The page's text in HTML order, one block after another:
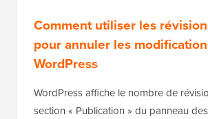
Comment utiliser les
pour annuler les
WordPress
WordPress affiche le nombre de
section « Publication » du panneau